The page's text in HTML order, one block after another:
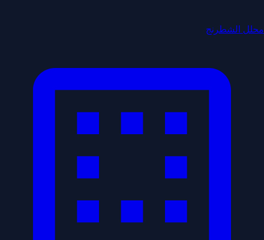
محلل الشطرنج